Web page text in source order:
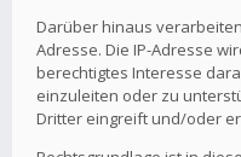
Darüber hinaus
Adresse. Die IP-Adresse
berechtigtes Interesse
einzuleiten oder zu
Dritter eingreift und/oder